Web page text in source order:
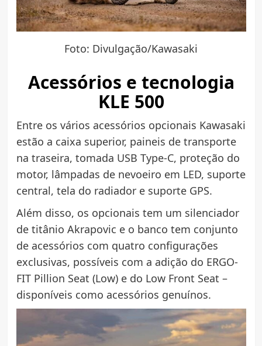
Foto: Divulgação/Kawasaki
Acessórios e tecnologia
KLE 500
Entre os vários acessórios opcionais Kawasaki
estão a caixa superior, paineis de transporte
na traseira, tomada USB Type-C, proteção do
motor, lâmpadas de nevoeiro em LED, suporte
central, tela do radiador e suporte GPS.
Além disso, os opcionais tem um silenciador
de titânio Akrapovic e o banco tem conjunto
de acessórios com quatro configurações
exclusivas, possíveis com a adição do ERGO-
FIT Pillion Seat (Low) e do Low Front Seat –
disponíveis como acessórios genuínos.